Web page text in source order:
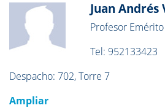
Juan Andrés
Profesor Emérito
Tel: 952133423
Despacho: 702, Torre 7
Ampliar